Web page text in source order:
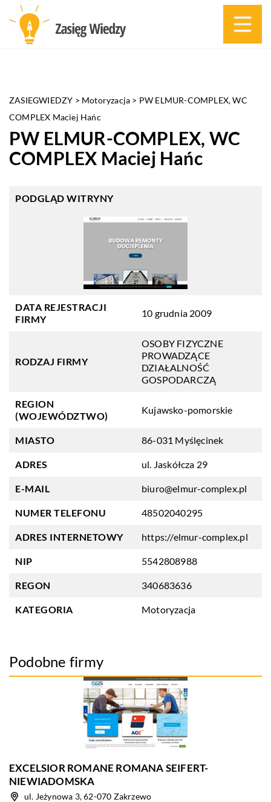
ZASIEGWIEDZY > Motoryzacja > PW ELMUR-COMPLEX, WC
COMPLEX Maciej Hańc
PW ELMUR-COMPLEX, WC
COMPLEX Maciej Hańc
PODGLĄD WITRYNY
DATA REJESTRACJI
FIRMY
10 grudnia 2009
RODZAJ FIRMY
OSOBY FIZYCZNE
PROWADZĄCE
DZIAŁALNOŚĆ
GOSPODARCZĄ
REGION
(WOJEWÓDZTWO)
Kujawsko-pomorskie
MIASTO 86-031 Myślęcinek
ADRES ul. Jaskółcza 29
E-MAIL biuro@elmur-complex.pl
NUMER TELEFONU 48502040295
ADRES INTERNETOWY https://elmur-complex.pl
NIP 5542808988
REGON 340683636
KATEGORIA Motoryzacja
Podobne firmy
EXCELSIOR ROMANE ROMANA SEIFERT-
NIEWIADOMSKA
ul. Jeżynowa 3, 62-070 Zakrzewo